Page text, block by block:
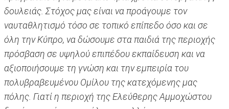
δουλειάς. Στόχος μας είναι να προάγουμε τον
ναυταθλητισμό τόσο σε τοπικό επίπεδο όσο και σε
όλη την Κύπρο, να δώσουμε στα παιδιά της περιοχής
πρόσβαση σε υψηλού επιπέδου εκπαίδευση και να
αξιοποιήσουμε τη γνώση και την εμπειρία του
πολυβραβευμένου Ομίλου της κατεχόμενης μας
πόλης. Γιατί η περιοχή της Ελεύθερης Αμμοχώστου